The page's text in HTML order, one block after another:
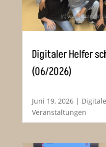
Digitaler Helfer
(06/2026)
Juni 19, 2026|
Veranstaltungen